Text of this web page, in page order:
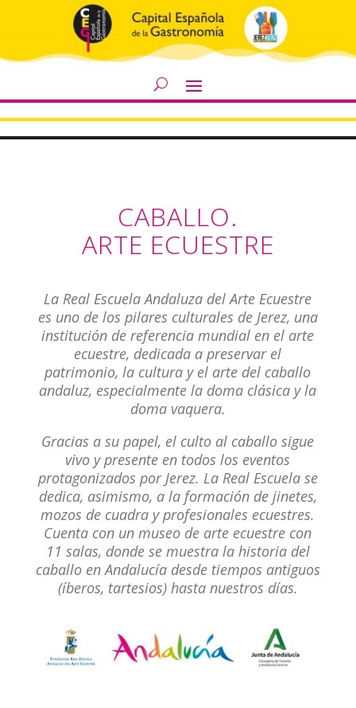
CABALLO.
ARTE ECUESTRE
La Real Escuela Andaluza del Arte Ecuestre
es uno de los pilares culturales de Jerez, una
institución de referencia mundial en el arte
ecuestre, dedicada a preservar el
patrimonio, la cultura y el arte del caballo
andaluz, especialmente la doma clásica y la
doma vaquera.
Gracias a su papel, el culto al caballo sigue
vivo y presente en todos los eventos
protagonizados por Jerez. La Real Escuela se
dedica, asimismo, a la formación de jinetes,
mozos de cuadra y profesionales ecuestres.
Cuenta con un museo de arte ecuestre con
11 salas, donde se muestra la historia del
caballo en Andalucía desde tiempos antiguos
(íberos, tartesios) hasta nuestros días.